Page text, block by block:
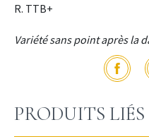
R. TTB+
Variété sans point après la
PRODUITS LIÉS